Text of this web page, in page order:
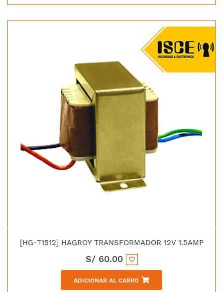
[HG-T1512] HAGROY TRANSFORMADOR 12V 1.5AMP
S/ 60.00
ADICIONAR AL CARRO